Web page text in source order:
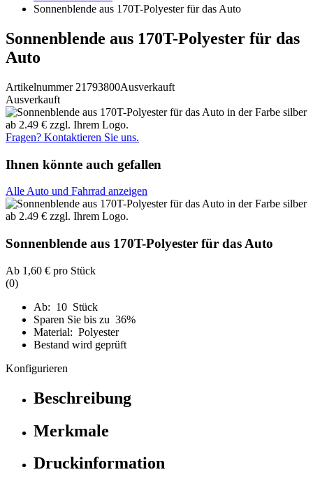
Sonnenblende aus 170T-Polyester für das Auto
Sonnenblende aus 170T-Polyester für das
Auto
Artikelnummer 21793800Ausverkauft
Ausverkauft
Fragen? Kontaktieren Sie uns.
Ihnen könnte auch gefallen
Alle Auto und Fahrrad anzeigen
Sonnenblende aus 170T-Polyester für das Auto
Ab 1,60 € pro Stück
(0)
Ab: 10 Stück
Sparen Sie bis zu 36%
Material: Polyester
Bestand wird geprüft
Konfigurieren
Beschreibung
Merkmale
Druckinformation